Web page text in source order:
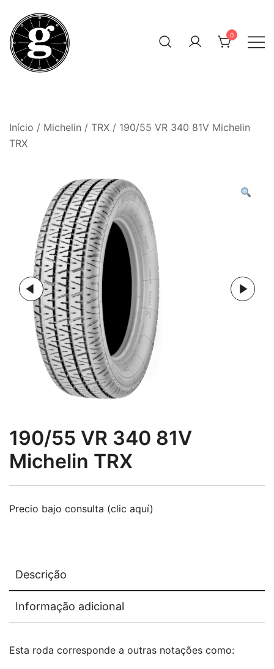
content
0
Início / Michelin / TRX / 190/55 VR 340 81V Michelin
TRX
190/55 VR 340 81V
Michelin TRX
Precio bajo consulta (clic aquí)
Descrição
Informação adicional
Esta roda corresponde a outras notações como: